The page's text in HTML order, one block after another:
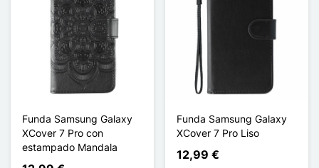
Funda Samsung Galaxy
XCover 7 Pro con
estampado Mandala
Funda Samsung Galaxy
XCover 7 Pro Liso
12,99 €